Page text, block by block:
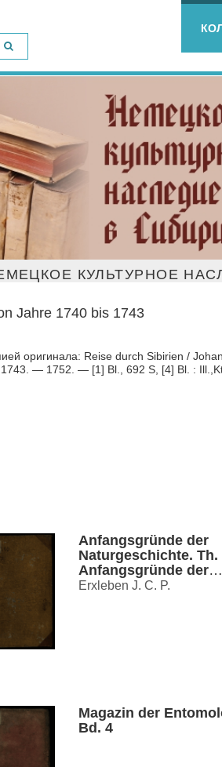
КУЛЬТУРНОЕ
Jahre 1740 bis 1743
оригинала: Reise durch Sibirien /
— 1752. — [1] Bl., 692 S, [4] Bl. :
Anfangsgründe der
Naturgeschichte. Th.
Anfangsgründe der
Naturgeschichte
Erxleben J. C. P.
Magazin der
Bd. 4